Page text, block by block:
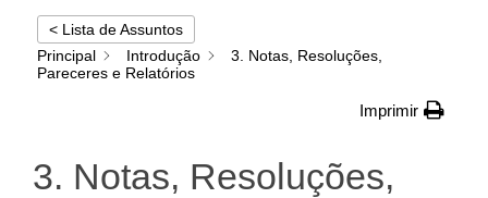
< Lista de Assuntos
Principal
Introdução
3. Notas, Resoluções,
Pareceres e Relatórios
Imprimir
3. Notas, Resoluções,